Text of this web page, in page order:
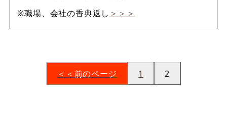
※職場、会社の香典返し ＞＞＞
＜＜前のページ 1 2